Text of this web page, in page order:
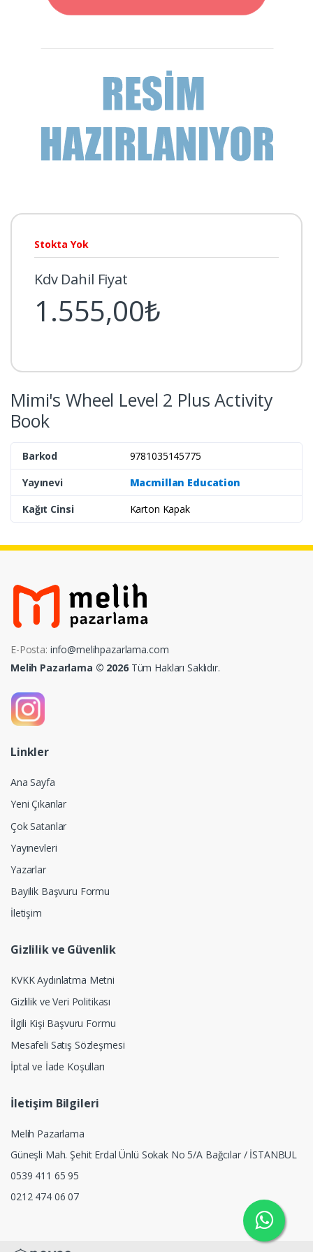
Mimi's Wheel Level 2 Plus Activity
Book
Barkod
9781035145775
Yayınevi
Macmillan Education
Kağıt Cinsi
Karton Kapak
Stokta Yok
Kdv Dahil Fiyat
1.555,00₺
E-Posta: info@melihpazarlama.com
Melih Pazarlama © 2026Tüm Hakları Saklıdır.
Linkler
Ana Sayfa
Yeni Çıkanlar
Çok Satanlar
Yayınevleri
Yazarlar
Bayilik Başvuru Formu
İletişim
Gizlilik ve Güvenlik
KVKK Aydınlatma Metni
Gizlilik ve Veri Politikası
İlgili Kişi Başvuru Formu
Mesafeli Satış Sözleşmesi
İptal ve İade Koşulları
İletişim Bilgileri
Melih Pazarlama
Güneşli Mah. Şehit Erdal Ünlü Sokak No 5/A Bağcılar / İSTANBUL
0539 411 65 95
0212 474 06 07